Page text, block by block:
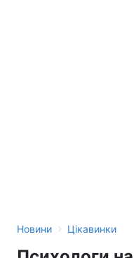
Новини › Цікавинки